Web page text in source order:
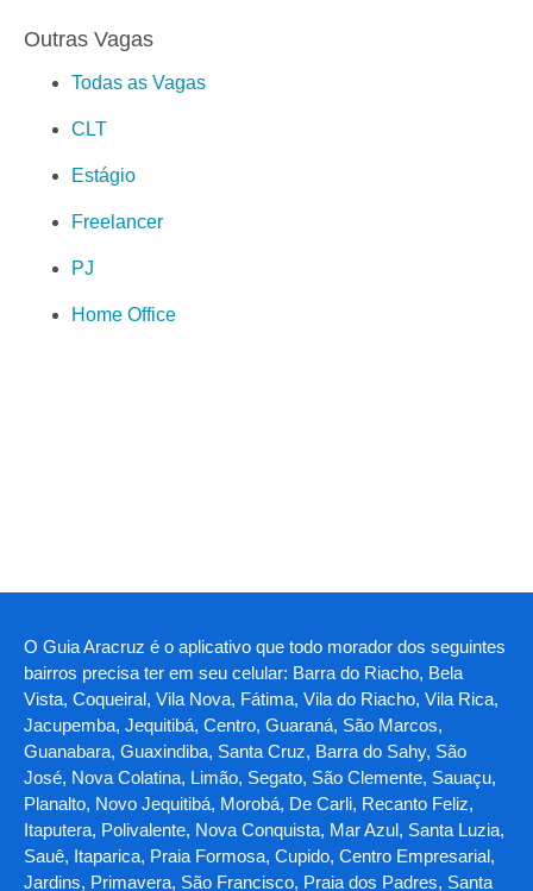
Outras Vagas
Todas as Vagas
CLT
Estágio
Freelancer
PJ
Home Office
O Guia Aracruz é o aplicativo que todo morador dos seguintes
bairros precisa ter em seu celular: Barra do Riacho, Bela
Vista, Coqueiral, Vila Nova, Fátima, Vila do Riacho, Vila Rica,
Jacupemba, Jequitibá, Centro, Guaraná, São Marcos,
Guanabara, Guaxindiba, Santa Cruz, Barra do Sahy, São
José, Nova Colatina, Limão, Segato, São Clemente, Sauaçu,
Planalto, Novo Jequitibá, Morobá, De Carli, Recanto Feliz,
Itaputera, Polivalente, Nova Conquista, Mar Azul, Santa Luzia,
Sauê, Itaparica, Praia Formosa, Cupido, Centro Empresarial,
Jardins, Primavera, São Francisco, Praia dos Padres, Santa